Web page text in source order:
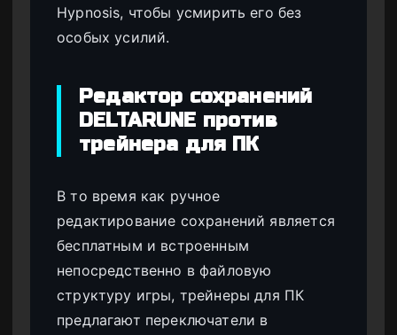
Hypnosis, чтобы усмирить его без
особых усилий.
Редактор сохранений
DELTARUNE против
трейнера для ПК
В то время как ручное
редактирование сохранений является
бесплатным и встроенным
непосредственно в файловую
структуру игры, трейнеры для ПК
предлагают переключатели в